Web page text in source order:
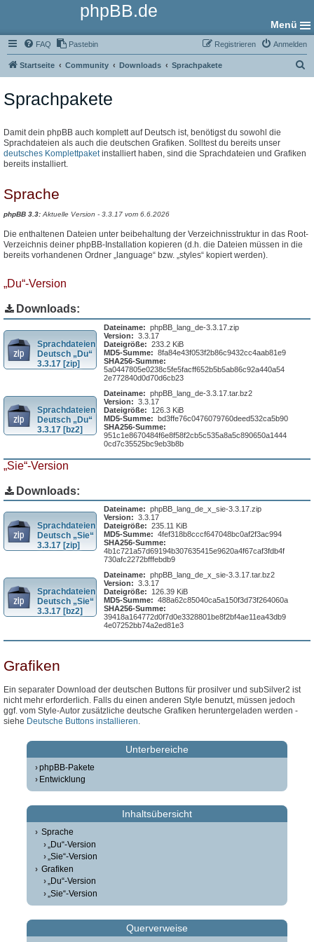
phpBB.de
Menü
FAQ Pastebin Anmelden
Registrieren
Startseite Community Downloads Sprachpakete
Sprachpakete
Damit dein phpBB auch komplett auf Deutsch ist, benötigst du sowohl die
Sprachdateien als auch die deutschen Grafiken. Solltest du bereits unser
deutsches Komplettpaketinstalliert haben, sind die Sprachdateien und Grafiken
bereits installiert.
Sprache
phpBB 3.3:Aktuelle Version - 3.3.17 vom 6.6.2026
Die enthaltenen Dateien unter beibehaltung der Verzeichnisstruktur in das Root-
Verzeichnis deiner phpBB-Installation kopieren (d.h. die Dateien müssen in die
bereits vorhandenen Ordner „language“ bzw. „styles“ kopiert werden).
„Du“-Version
Downloads:
Sprachdateien
Deutsch „Du“
3.3.17 [zip]
Dateiname: phpBB_lang_de-3.3.17.zip
Version: 3.3.17
Dateigröße: 233.2 KiB
MD5-Summe: 8fa84e43f053f2b86c9432cc4aab81e9
SHA256-Summe:
5a0447805e0238c5fe5facff652b5b5ab86c92a440a54
2e772840d0d70d6cb23
Sprachdateien
Deutsch „Du“
3.3.17 [bz2]
Dateiname: phpBB_lang_de-3.3.17.tar.bz2
Version: 3.3.17
Dateigröße:
126.3 KiB
MD5-Summe: bd3ffe76c0476079760deed532ca5b90
SHA256-Summe:
951c1e8670484f6e8f58f2cb5c535a8a5c890650a1444
0cd7c35525bc9eb3b8b
„Sie“-Version
Downloads:
Sprachdateien
Deutsch „Sie“
3.3.17 [zip]
Dateiname: phpBB_lang_de_x_sie-3.3.17.zip
Version: 3.3.17
Dateigröße: 235.11 KiB
MD5-Summe: 4fef318b8cccf647048bc0af2f3ac994
SHA256-Summe:
4b1c721a57d69194b307635415e9620a4f67caf3fdb4f
730afc2272bfffebdb9
Sprachdateien
Deutsch „Sie“
3.3.17 [bz2]
Dateiname: phpBB_lang_de_x_sie-3.3.17.tar.bz2
Version: 3.3.17
Dateigröße:
126.39 KiB
MD5-Summe: 488a62c85040ca5a150f3d73f264060a
SHA256-Summe:
39418a164772d0f7d0e3328801be8f2bf4ae11ea43db9
4e07252bb74a2ed81e3
Grafiken
Ein separater Download der deutschen Buttons für prosilver und subSilver2 ist
nicht mehr erforderlich. Falls du einen anderen Style benutzt, müssen jedoch
ggf. vom Style-Autor zusätzliche deutsche Grafiken heruntergeladen werden -
siehe Deutsche Buttons installieren.
Unterbereiche
phpBB-Pakete
Entwicklung
Inhaltsübersicht
Sprache
„Du“-Version
„Sie“-Version
Grafiken
„Du“-Version
„Sie“-Version
Querverweise